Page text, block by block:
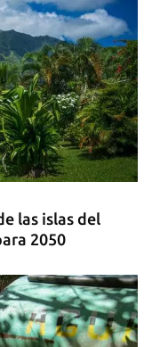
las islas del
2050